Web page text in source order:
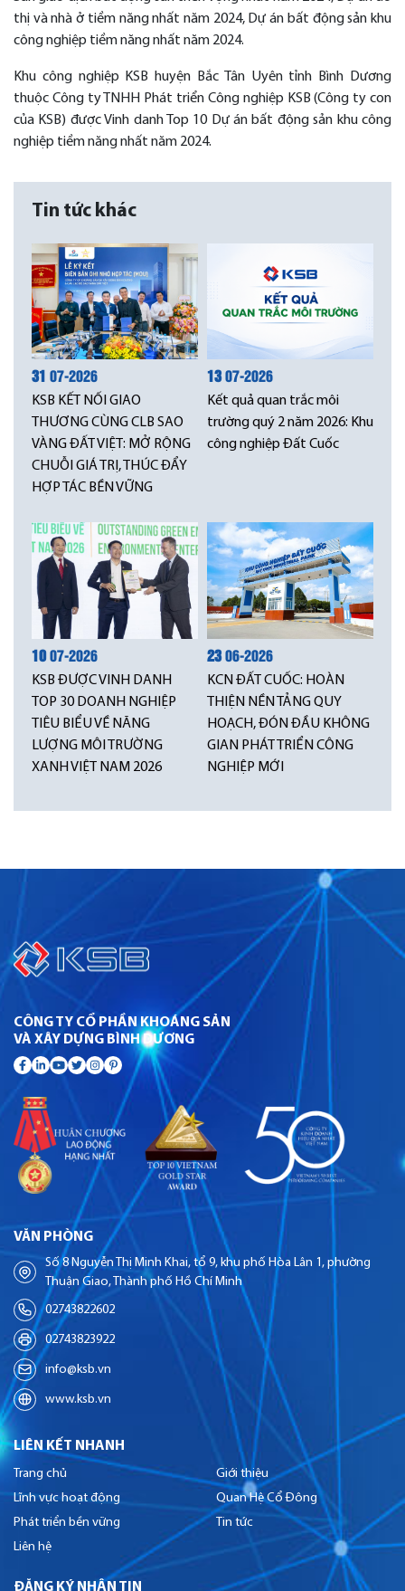
thị và nhà ở tiềm năng nhất năm 2024, Dự án bất động sản khu
công nghiệp tiềm năng nhất năm 2024.
Khu công nghiệp KSB huyện Bắc Tân Uyên tỉnh Bình Dương
thuộc Công ty TNHH Phát triển Công nghiệp KSB (Công ty con
của KSB) được Vinh danh Top 10 Dự án bất động sản khu công
nghiệp tiềm năng nhất năm 2024.
Tin tức khác
31 07-2026
KSB KẾT NỐI GIAO
THƯƠNG CÙNG CLB SAO
VÀNG ĐẤT VIỆT: MỞ RỘNG
CHUỖI GIÁ TRỊ, THÚC ĐẨY
HỢP TÁC BỀN VỮNG
1307-2026
Kết quả quan trắc môi
trường quý 2 năm 2026: Khu
công nghiệp Đất Cuốc
1007-2026
KSB ĐƯỢC VINH DANH
TOP 30 DOANH NGHIỆP
TIÊU BIỂU VỀ NĂNG
LƯỢNG MÔI TRƯỜNG
XANH VIỆT NAM 2026
2306-2026
KCN ĐẤT CUỐC: HOÀN
THIỆN NỀN TẢNG QUY
HOẠCH, ĐÓN ĐẦU KHÔNG
GIAN PHÁT TRIỂN CÔNG
NGHIỆP MỚI
CÔNG TY CỔ PHẦN KHOÁNG SẢN
VÀ XÂY DỰNG BÌNH DƯƠNG
VĂN PHÒNG
Số 8 Nguyễn Thị Minh Khai, tổ 9, khu phố Hòa Lân 1, phường
Thuận Giao, Thành phố Hồ Chí Minh
02743822602
02743823922
info@ksb.vn
www.ksb.vn
LIÊN KẾT NHANH
Trang chủ
Giới thiệu
Lĩnh vực hoạt động
Quan Hệ Cổ Đông
Phát triển bền vững
Tin tức
Liên hệ
ĐĂNG KÝ NHẬN TIN